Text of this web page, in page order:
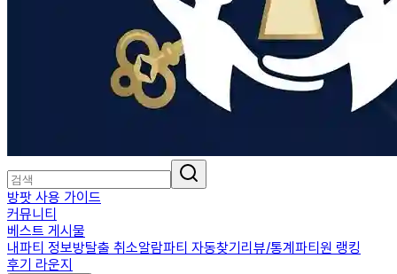
방팟 사용 가이드
커뮤니티
베스트 게시물
내파티 정보방탈출 취소알람파티 자동찾기리뷰/통계파티원 랭킹
후기 라운지